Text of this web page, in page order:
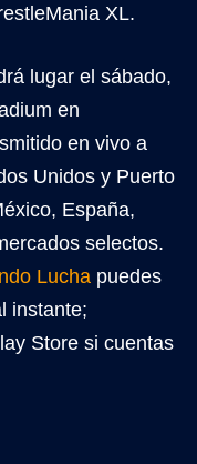
XL.
lugar el sábado,
en
en vivo a
Unidos y Puerto
España,
selectos.
Lucha puedes
instante;
Store si cuentas